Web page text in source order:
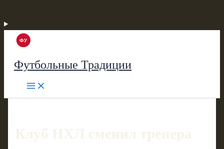
Футбольные Традиции
Клуб НХЛ сменил тренера